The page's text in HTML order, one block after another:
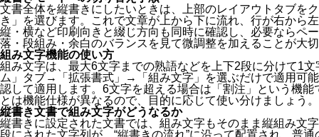
文書全体を縦書きにしたいときは、上部のレイアウトタブを
き」を選びます。これで文章が上から下に流れ、行が右から
縦・横など印刷向きと綴じ方向も同時に確認し、必要ならペ
落・段組み・余白のバランスを見て微調整を加えることが大
組み文字機能の使い方
組み文字は、最大6文字までの熟語などを上下2段に分けて1
ム」タブ→「拡張書式」→「組み文字」を選ぶだけで適用可
認して適用します。6文字を超える場合は「割注」という機
とは機能仕様が異なるので、目的に応じて使い分けましょう。
縦書き文書で組み文字がどうなるか
縦書きに設定された文書では、組み文字もそのまま縦組み文
段にされた文字列が、“縦書きの流れ”に沿って配置され、普